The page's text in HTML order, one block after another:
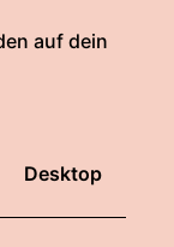
auf dein
Desktop